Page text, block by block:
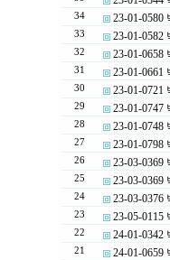
34 23-01-0580
33 23-01-
32 23-01-0658
31 23-01-0661
30 23-01-0721
29 23-01-0747
28 23-01-0748
27 23-01-0798
26 23-03-0369
25 23-03-0369
24 23-03-0376
23 23-05-0115
22 24-01-0342
21 24-01-0659